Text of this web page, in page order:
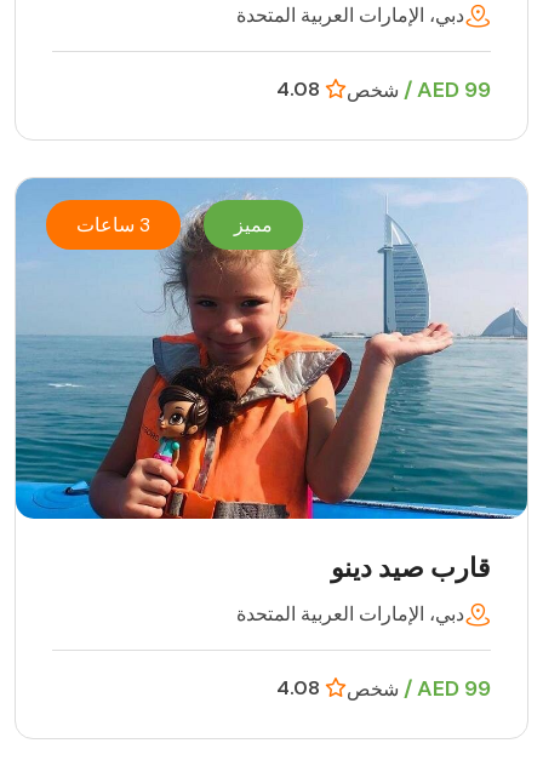
دبي، الإمارات العربية المتحدة
99 AED / شخص
مميز 3 ساعات
قارب صيد دينو
دبي، الإمارات العربية المتحدة
99 AED / شخص